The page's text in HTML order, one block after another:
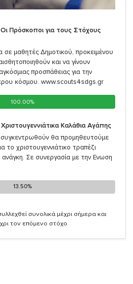
Οι Πρόσκοποι για τους Στόχους
σε μαθητές Δημοτικού, προκειμένου
και να γίνουν
προσπάθειας για την
κόσμου. www.scouts4sdgs.gr
100.00%
100.00%
Χριστουγεννιάτικα Καλάθια Αγάπης
θα προμηθευτούμε
το χριστουγεννιάτικο τραπέζι
ανάγκη. Σε συνεργασία με την Ενωση
13.50%
13.50%
συνολικά μέχρι σήμερα και
τον επόμενο στόχο